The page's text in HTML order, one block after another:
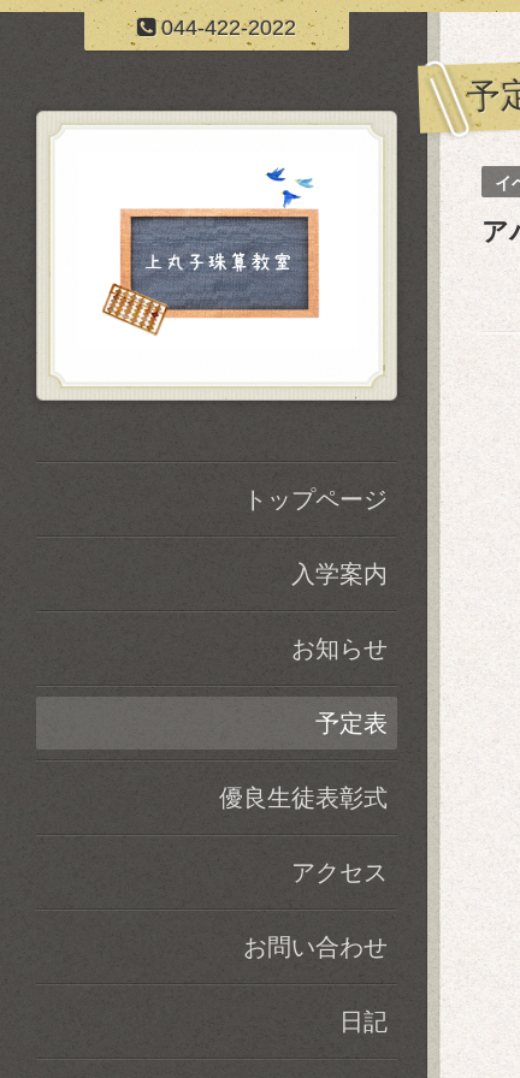
044-422-2022
予
イ
ア
トップページ
入学案内
お知らせ
予定表
優良生徒表彰式
アクセス
お問い合わせ
日記